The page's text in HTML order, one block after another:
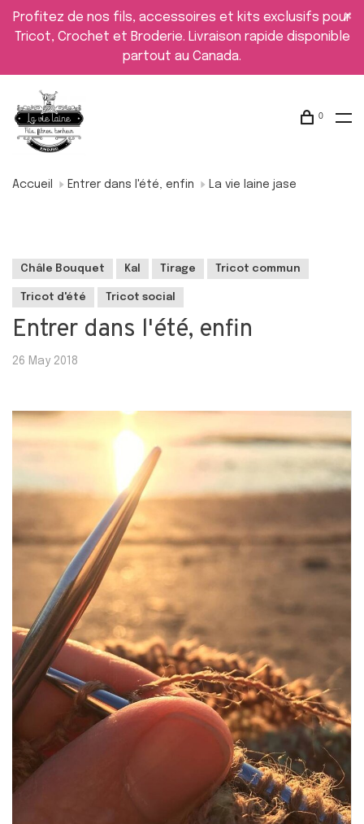
Profitez de nos fils, accessoires et kits exclusifs pour
Tricot, Crochet et Broderie. Livraison rapide disponible
partout au Canada.
0
Accueil Entrer dans l'été, enfin La vie laine jase
Châle Bouquet Kal Tirage Tricot commun
Tricot d'été Tricot social
Entrer dans l'été, enfin
26 May 2018